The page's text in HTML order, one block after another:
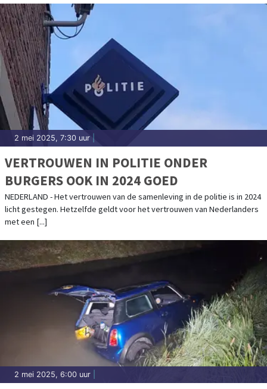
2 mei 2025, 7:30 uur
VERTROUWEN IN POLITIE ONDER
BURGERS OOK IN 2024 GOED
NEDERLAND - Het vertrouwen van de samenleving in de politie is in 2024
licht gestegen. Hetzelfde geldt voor het vertrouwen van Nederlanders
met een [...]
2 mei 2025, 6:00 uur